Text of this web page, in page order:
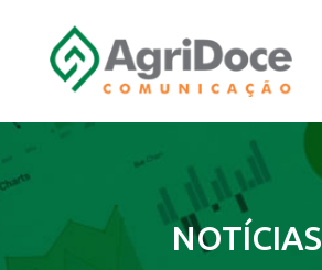
NOTÍCIAS